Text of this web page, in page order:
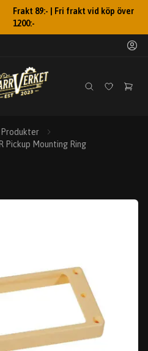
Frakt 89:- | Fri frakt vid köp över
1200:-
Produkter
Pickup Mounting Ring